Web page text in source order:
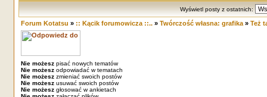
Wyświetl posty z ostatnich:
Forum Kotatsu » :: Kącik forumowicza ::..» Twórczość własna: grafika» Też
Nie możeszpisać nowych tematów
Nie możeszodpowiadać w tematach
Nie możeszzmieniać swoich postów
Nie możeszusuwać swoich postów
Nie możeszgłosować w ankietach